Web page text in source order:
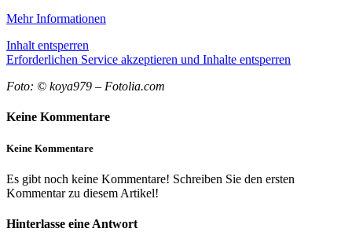
Mehr Informationen
Inhalt entsperren
Erforderlichen Service akzeptieren und Inhalte entsperren
Foto: © koya979 – Fotolia.com
Keine Kommentare
Keine Kommentare
Es gibt noch keine Kommentare! Schreiben Sie den ersten
Kommentar zu diesem Artikel!
Hinterlasse eine Antwort